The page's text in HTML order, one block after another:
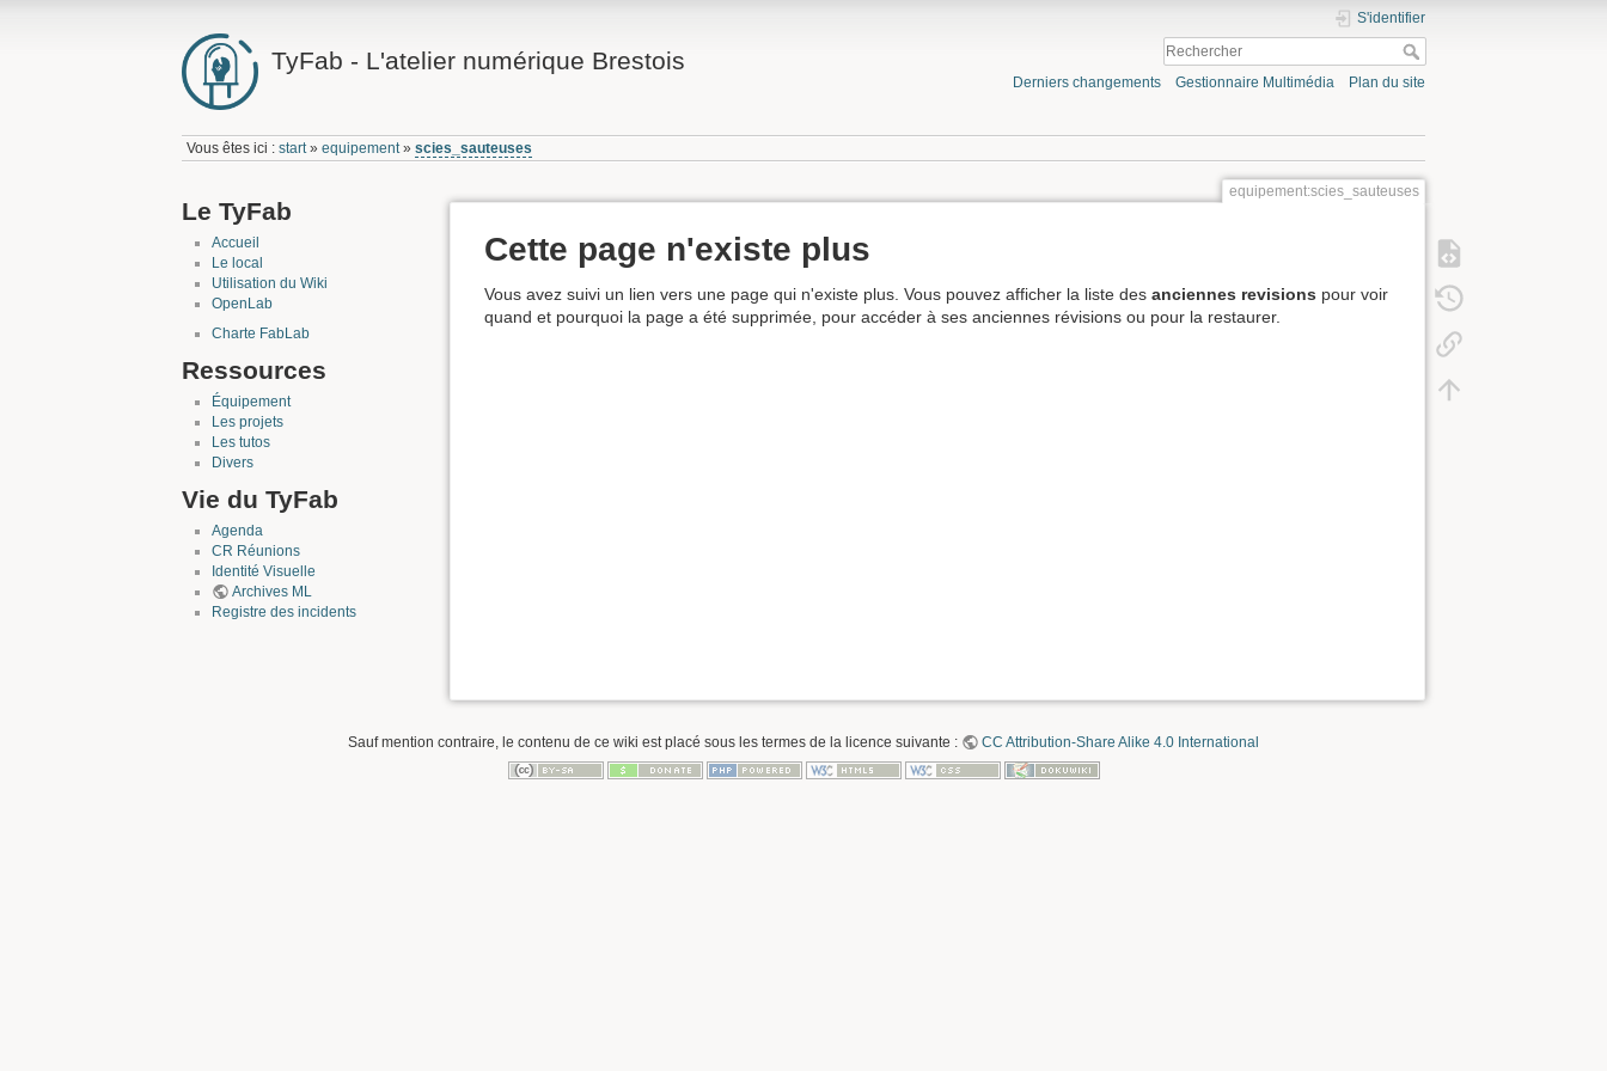
TyFab - L'atelier numérique Brestois
S'identifier
Derniers changements Gestionnaire Multimédia Plan du site
Vous êtes ici :start»equipement»scies_sauteuses
Le TyFab
Accueil
Le local
Utilisation du Wiki
OpenLab
Charte FabLab
Ressources
Équipement
Les projets
Les tutos
Divers
Vie du TyFab
Agenda
CR Réunions
Identité Visuelle
Archives ML
Registre des incidents
equipement:scies_sauteuses
Cette page n'existe plus
Vous avez suivi un lien vers une page qui n'existe plus. Vous pouvez afficher la liste des anciennes revisions pour voir
quand et pourquoi la page a été supprimée, pour accéder à ses anciennes révisions ou pour la restaurer.
Sauf mention contraire, le contenu de ce wiki est placé sous les termes de la licence suivante : CC Attribution-Share Alike 4.0 International